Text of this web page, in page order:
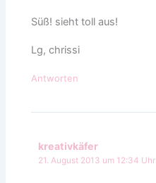
Süß! sieht toll aus!
Lg, chrissi
Antworten
kreativkäfer
21. August 2013 um 12:34 Uhr